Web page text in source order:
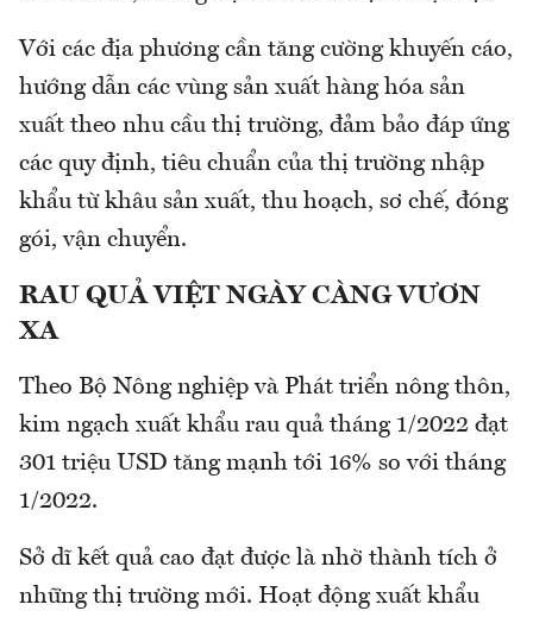
Với các địa phương cần tăng cường khuyến cáo,
hướng dẫn các vùng sản xuất hàng hóa sản
xuất theo nhu cầu thị trường, đảm bảo đáp ứng
các quy định, tiêu chuẩn của thị trường nhập
khẩu từ khâu sản xuất, thu hoạch, sơ chế, đóng
gói, vận chuyển.
RAU QUẢ VIỆT NGÀY CÀNG VƯƠN
XA
Theo Bộ Nông nghiệp và Phát triển nông thôn,
kim ngạch xuất khẩu rau quả tháng 1/2022 đạt
301 triệu USD tăng mạnh tới 16% so với tháng
1/2022.
Sở dĩ kết quả cao đạt được là nhờ thành tích ở
những thị trường mới. Hoạt động xuất khẩu